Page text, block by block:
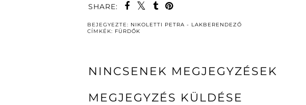
SHARE:
BEJEGYEZTE: NIKOLETTI PETRA - LAKBERENDEZŐ
CÍMKÉK: FÜRDŐK
NINCSENEK MEGJEGYZÉSEK
MEGJEGYZÉS KÜLDÉSE